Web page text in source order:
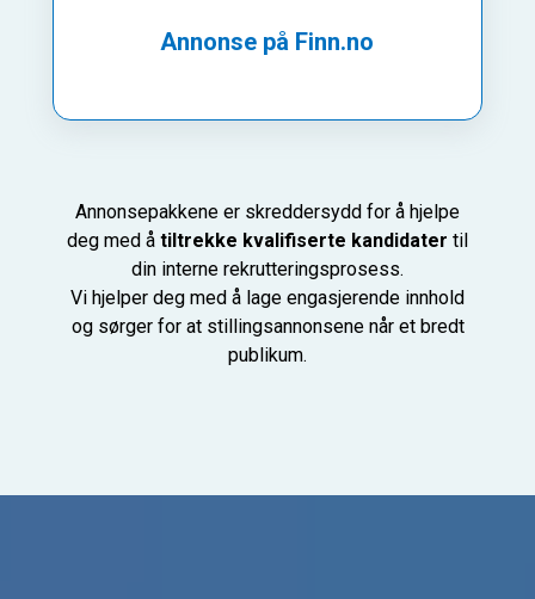
Annonse på Finn.no
Annonsepakkene er skreddersydd for å hjelpe
deg med å tiltrekke kvalifiserte kandidater til
din interne rekrutteringsprosess.
Vi hjelper deg med å lage engasjerende innhold
og sørger for at stillingsannonsene når et bredt
publikum.